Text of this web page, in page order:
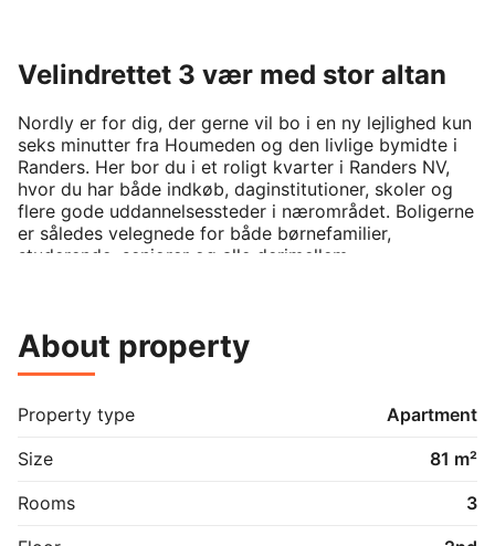
Velindrettet 3 vær med stor altan
Nordly er for dig, der gerne vil bo i en ny lejlighed kun
seks minutter fra Houmeden og den livlige bymidte i
Randers. Her bor du i et roligt kvarter i Randers NV,
hvor du har både indkøb, daginstitutioner, skoler og
flere gode uddannelsessteder i nærområdet. Boligerne
er således velegnede for både børnefamilier,
studerende, seniorer og alle derimellem.
opført i lyse materialer med flotte laminatgulve i
egetræslook og klinker på badeværelset. Der er
ventilationsanlæg, der sikrer et optimalt indeklima.
Lejligheden:
stuen, og her har du fin plads til både madlavning
About property
Property type
Apartment
Size
81 m²
Rooms
3